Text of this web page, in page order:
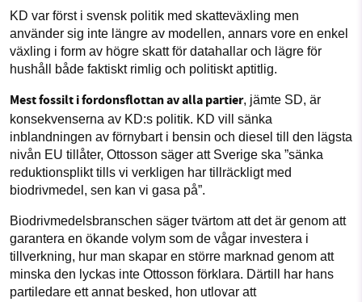
KD var först i svensk politik med skatteväxling men
använder sig inte längre av modellen, annars vore en enkel
växling i form av högre skatt för datahallar och lägre för
hushåll både faktiskt rimlig och politiskt aptitlig.
Mest fossilt i fordonsflottan av alla partier, jämte SD, är
konsekvenserna av KD:s politik. KD vill sänka
inblandningen av förnybart i bensin och diesel till den lägsta
nivån EU tillåter, Ottosson säger att Sverige ska ”sänka
reduktionsplikt tills vi verkligen har tillräckligt med
biodrivmedel, sen kan vi gasa på”.
Biodrivmedelsbranschen säger tvärtom att det är genom att
garantera en ökande volym som de vågar investera i
tillverkning, hur man skapar en större marknad genom att
minska den lyckas inte Ottosson förklara. Därtill har hans
partiledare ett annat besked, hon utlovar att